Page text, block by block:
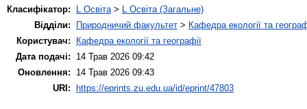
Класифікатор:
L Освіта> L Освіта (Загальне)
Відділи:
Природничий факультет > Кафедра екології та
Користувач:
Кафедра екології та географії
Дата подачі:
14 Трав 2026 09:42
Оновлення:
14 Трав 2026 09:43
URI:
https://eprints.zu.edu.ua/id/eprint/47803